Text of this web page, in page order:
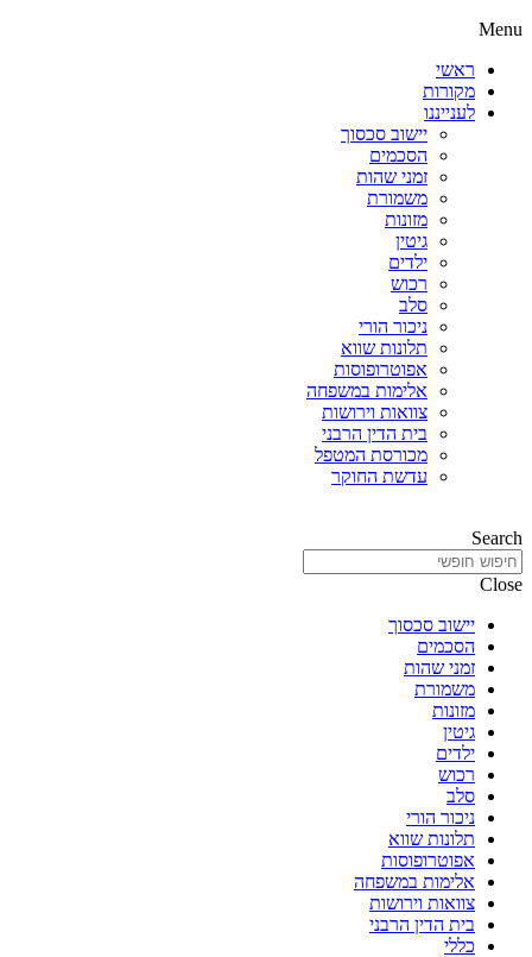
Menu
ראשי
מקורות
לענייננו
יישוב סכסוך
הסכמים
זמני שהות
משמורת
מזונות
גיטין
ילדים
רכוש
סלב
ניכור הורי
תלונות שווא
אפוטרופוסות
אלימות במשפחה
צוואות וירושות
בית הדין הרבני
מכורסת המטפל
עדשת החוקר
Search
Close
יישוב סכסוך
הסכמים
זמני שהות
משמורת
מזונות
גיטין
ילדים
רכוש
סלב
ניכור הורי
תלונות שווא
אפוטרופוסות
אלימות במשפחה
צוואות וירושות
בית הדין הרבני
כללי